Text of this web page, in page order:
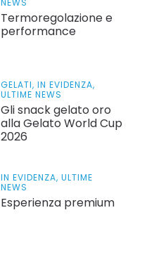
NEWS
Termoregolazione e
performance
GELATI, IN EVIDENZA,
ULTIME NEWS
Gli snack gelato oro
alla Gelato World Cup
2026
IN EVIDENZA, ULTIME
NEWS
Esperienza premium